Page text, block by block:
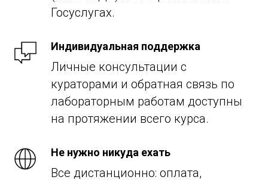
Госуслугах.
Индивидуальная поддержка
Личные консультации с
кураторами и обратная связь по
лабораторным работам доступны
на протяжении всего курса.
Не нужно никуда ехать
Все дистанционно: оплата,